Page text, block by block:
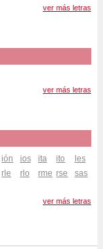
ver más letras
ver más letras
ión ios ita ito
les
rle rlo rme rse
sas
ver más letras